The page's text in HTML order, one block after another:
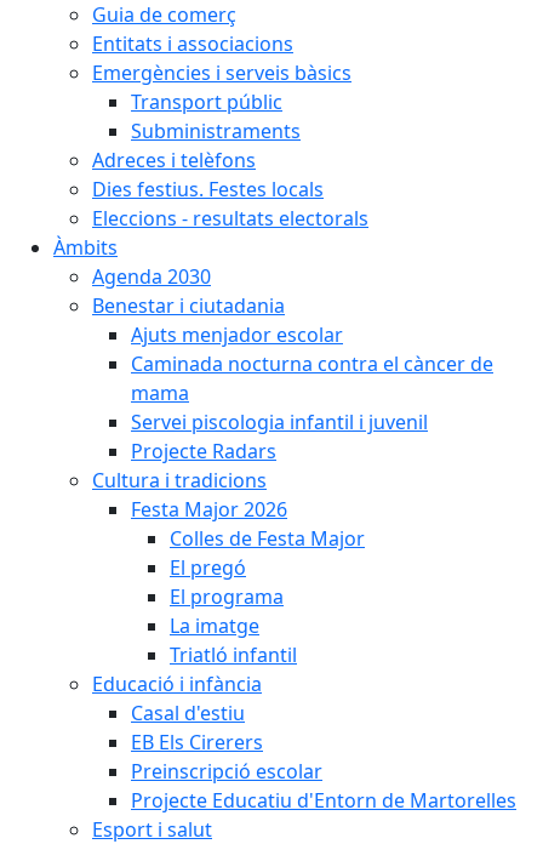
Guia de comerç
Entitats i associacions
Emergències i serveis bàsics
Transport públic
Subministraments
Adreces i telèfons
Dies festius. Festes locals
Eleccions - resultats electorals
Àmbits
Agenda 2030
Benestar i ciutadania
Ajuts menjador escolar
Caminada nocturna contra el càncer de
mama
Servei piscologia infantil i juvenil
Projecte Radars
Cultura i tradicions
Festa Major 2026
Colles de Festa Major
El pregó
El programa
La imatge
Triatló infantil
Educació i infància
Casal d'estiu
EB Els Cirerers
Preinscripció escolar
Projecte Educatiu d'Entorn de Martorelles
Esport i salut